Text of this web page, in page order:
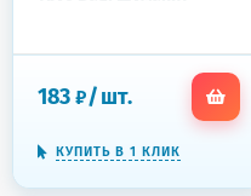
183 ₽/шт.
КУПИТЬ В 1 КЛИК